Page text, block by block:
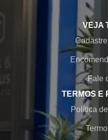
VEJA
Fale
TERMOS E
Política